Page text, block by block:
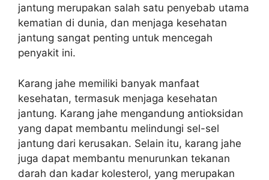
jantung merupakan salah satu penyebab utama
kematian di dunia, dan menjaga kesehatan
jantung sangat penting untuk mencegah
penyakit ini.
Karang jahe memiliki banyak manfaat
kesehatan, termasuk menjaga kesehatan
jantung. Karang jahe mengandung antioksidan
yang dapat membantu melindungi sel-sel
jantung dari kerusakan. Selain itu, karang jahe
juga dapat membantu menurunkan tekanan
darah dan kadar kolesterol, yang merupakan